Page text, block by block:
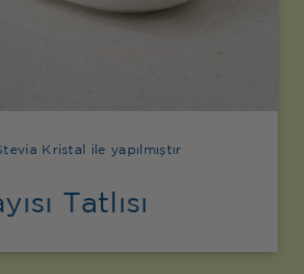
Kristal ile yapılmıştır
Tatlısı